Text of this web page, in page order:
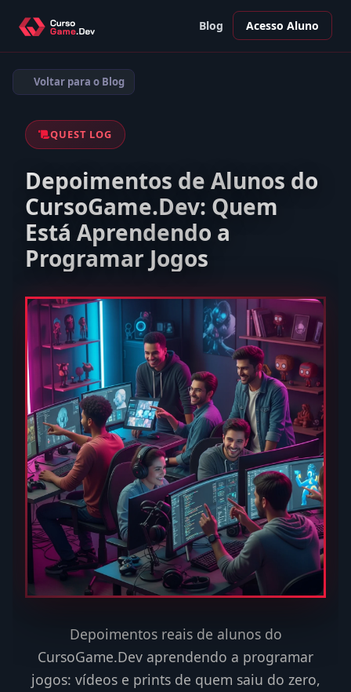
Blog Acesso Aluno
Voltar para o Blog
QUEST LOG
Depoimentos de Alunos do
CursoGame.Dev: Quem
Está Aprendendo a
Programar Jogos
Depoimentos reais de alunos do
CursoGame.Dev aprendendo a programar
jogos: vídeos e prints de quem saiu do zero,